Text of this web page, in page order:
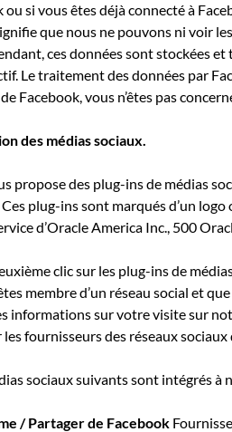
ou si vous êtes déjà connecté à
que nous ne pouvons ni voir
ces données sont stockées
Le traitement des données par
Facebook, vous n’êtes pas
des médias sociaux.
propose des plug-ins de médias
plug-ins sont marqués d’un
d’Oracle America Inc., 500
clic sur les plug-ins de
êtes membre d’un réseau social et
informations sur votre visite sur
fournisseurs des réseaux sociaux
sociaux suivants sont intégrés à
/ Partager de Facebook